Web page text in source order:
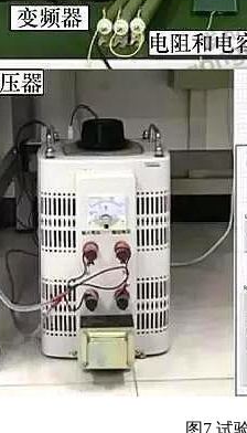
图7 试